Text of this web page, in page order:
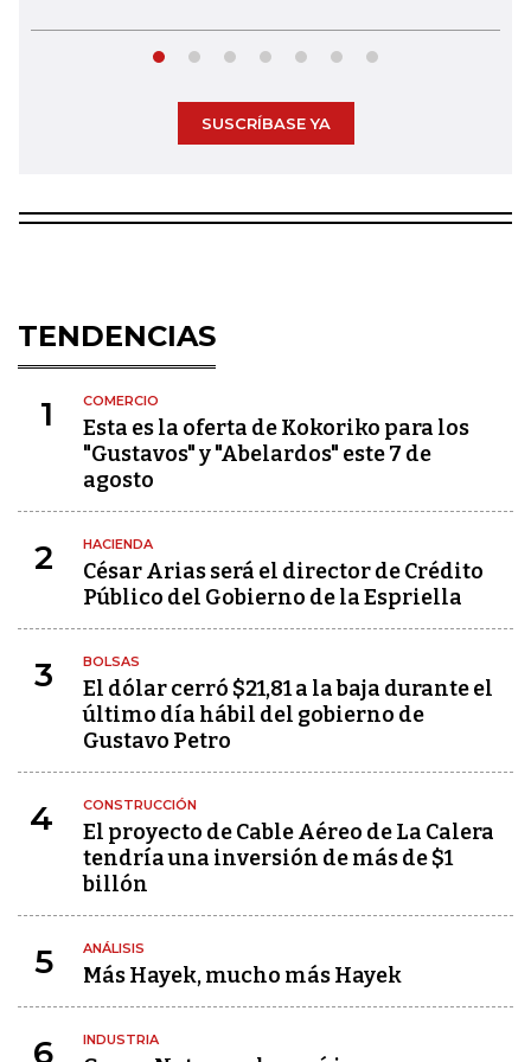
SUSCRÍBASE YA
TENDENCIAS
1 COMERCIO
Esta es la oferta de Kokoriko para los
"Gustavos" y "Abelardos" este 7 de
agosto
2 HACIENDA
César Arias será el director de Crédito
Público del Gobierno de la Espriella
3 BOLSAS
El dólar cerró $21,81 a la baja durante el
último día hábil del gobierno de
Gustavo Petro
4 CONSTRUCCIÓN
El proyecto de Cable Aéreo de La Calera
tendría una inversión de más de $1
billón
5 ANÁLISIS
Más Hayek, mucho más Hayek
6 INDUSTRIA